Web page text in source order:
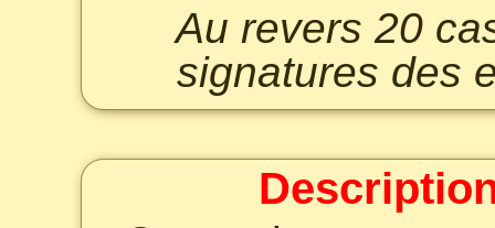
Au revers 20
signatures des